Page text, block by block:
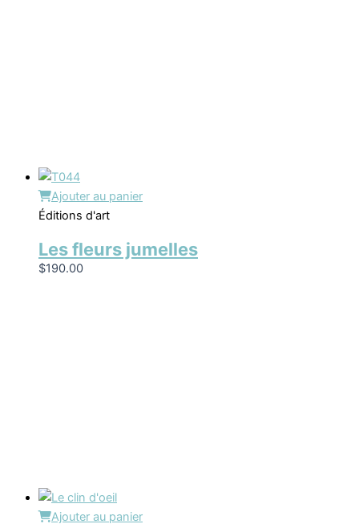
Ajouter au panier
Éditions d'art
Les fleurs jumelles
$190.00
Ajouter au panier